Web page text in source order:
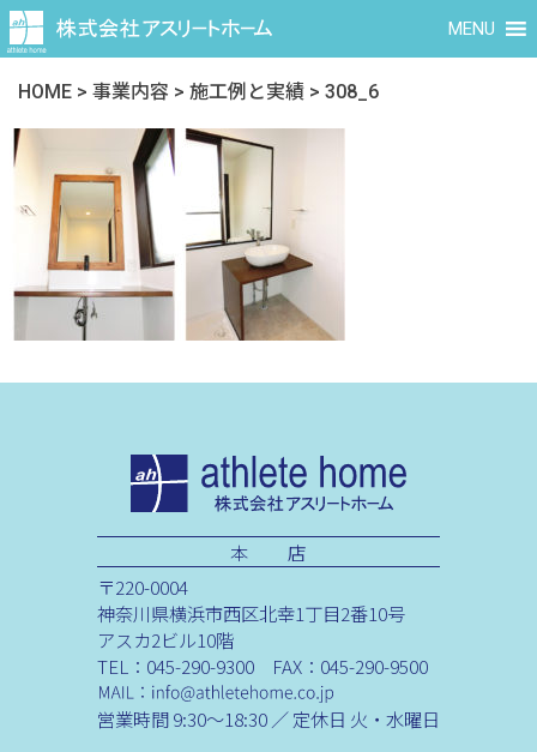
MENU
HOME > 事業内容 > 施工例と実績 > 308_6
本 店
〒220-0004
神奈川県横浜市西区北幸1丁目2番10号
アスカ2ビル10階
TEL：045-290-9300 FAX：045-290-9500
営業時間 9:30～18:30 ／ 定休日 火・水曜日